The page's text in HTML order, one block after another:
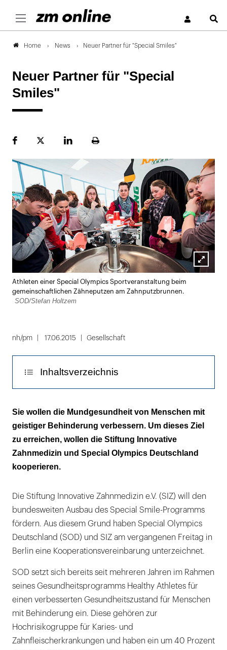
Home News Neuer Partner für "Special Smiles"
Neuer Partner für "Special
Smiles"
FacebookPlattformLinekdInSeite
Lightbox
Athleten einer Special Olympics Sportveranstaltung beim
gemeinschaftlichen Zähneputzen am Zahnputzbrunnen.
SOD/Stefan Holtzem
nh/pm 17.06.2015 Gesellschaft
Inhaltsverzeichnis
Präventiv vorgehen
Zweiter Förderer an Bord
Sie wollen die Mundgesundheit von Menschen mit
geistiger Behinderung verbessern. Um dieses Ziel
zu erreichen, wollen die Stiftung Innovative
Zahnmedizin und Special Olympics Deutschland
kooperieren.
Die Stiftung Innovative Zahnmedizin e.V. (SIZ) will den
bundesweiten Ausbau des Special Smile-Programms
fördern. Aus diesem Grund haben Special Olympics
Deutschland (SOD) und SIZ am vergangenen Freitag in
Berlin eine Kooperationsvereinbarung unterzeichnet.
SOD setzt sich bereits seit mehreren Jahren im Rahmen
seines Gesundheitsprogramms Healthy Athletes für
einen verbesserten Gesundheitszustand für Menschen
mit Behinderung ein. Diese gehören zur
Hochrisikogruppe für Karies- und
Zahnfleischerkrankungen und haben ein um 40 Prozent